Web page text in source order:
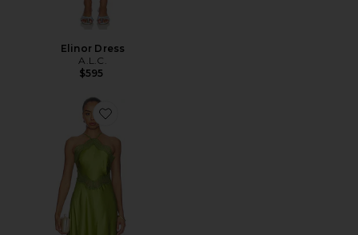
Elinor Dress
A.L.C.
$595
Favorite Lucia Dress